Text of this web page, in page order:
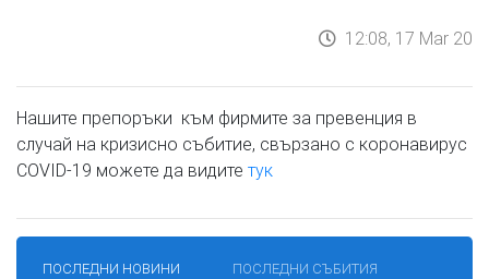
12:08, 17 Mar 20
Нашите препоръки към фирмите за превенция в
случай на кризисно събитие, свързано с коронавирус
COVID-19 можете да видите тук
ПОСЛЕДНИ НОВИНИ ПОСЛЕДНИ СЪБИТИЯ